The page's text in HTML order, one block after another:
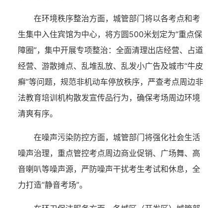
在环境秩序整治方面，城管部门将以各考点和考
生集中入住宾馆为中心，将方圆500米划定为“重点保
障圈”，集中开展专项整治：全面清理出店经营、占道
经营、游散摊点、乱堆乱放、乱发小广告及城市“牛皮
癣”等问题，规范非机动车停放秩序，严查考点周边非
法教育培训机构散发宣传品行为，确保考场周边环境
清爽有序。
在噪声污染防控方面，城管部门将强化社会生活
噪声治理，重点管控考点周边商业促销、广场舞、高
音喇叭等噪声源，严防噪声干扰考生考试和休息，全
力打造“静音考场”。